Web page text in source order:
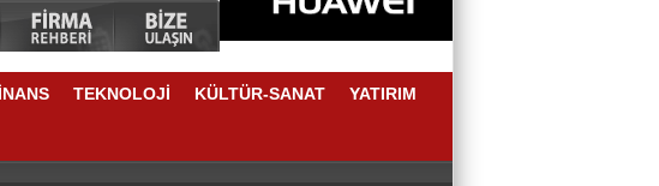
TEKNOLOJİ KÜLTÜR-SANAT YATIRIM